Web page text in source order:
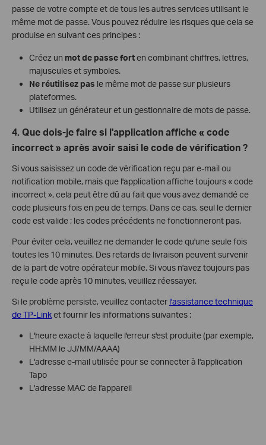
passe de votre compte et de tous les autres services utilisant le
même mot de passe. Vous pouvez réduire les risques que cela se
produise en suivant ces principes :
Créez un mot de passe forten combinant chiffres, lettres,
majuscules et symboles.
Ne réutilisez pas le même mot de passe sur plusieurs
plateformes.
Utilisez un générateur et un gestionnaire de mots de passe.
4. Que dois-je faire si l'application affiche « code
incorrect » après avoir saisi le code de vérification ?
Si vous saisissez un code de vérification reçu par e-mail ou
notification mobile, mais que l'application affiche toujours « code
incorrect », cela peut être dû au fait que vous avez demandé ce
code plusieurs fois en peu de temps. Dans ce cas, seul le dernier
code est valide ; les codes précédents ne fonctionneront pas.
Pour éviter cela, veuillez ne demander le code qu'une seule fois
toutes les 10 minutes. Des retards de livraison peuvent survenir
de la part de votre opérateur mobile. Si vous n'avez toujours pas
reçu le code après 10 minutes, veuillez réessayer.
Si le problème persiste, veuillez contacter l'assistance technique
de TP-Linket fournir les informations suivantes :
L'heure exacte à laquelle l'erreur s'est produite (par exemple,
HH:MM le JJ/MM/AAAA)
L'adresse e-mail utilisée pour se connecter à l'application
Tapo
L'adresse MAC de l'appareil